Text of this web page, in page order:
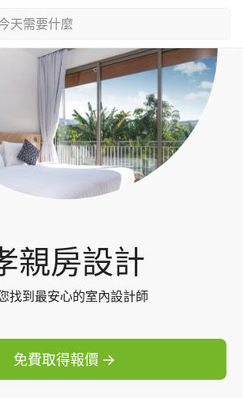
親房設計
找到最安心的室內設計師
免費取得報價